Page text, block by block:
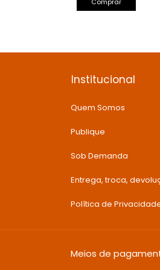
Institucional
Quem Somos
Publique
Sob Demanda
Entrega, troca,
Política de
Meios de